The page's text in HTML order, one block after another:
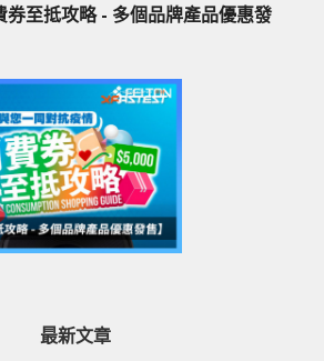
券至抵攻略 - 多個品牌產品優惠發
最新文章